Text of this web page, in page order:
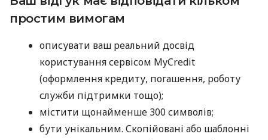
простим вимогам
описувати ваш реальний досвід
користування сервісом MyCredit
(оформлення кредиту, погашення, роботу
служби підтримки тощо);
містити щонайменше 300 символів;
бути унікальним. Скопійовані або шаблонні